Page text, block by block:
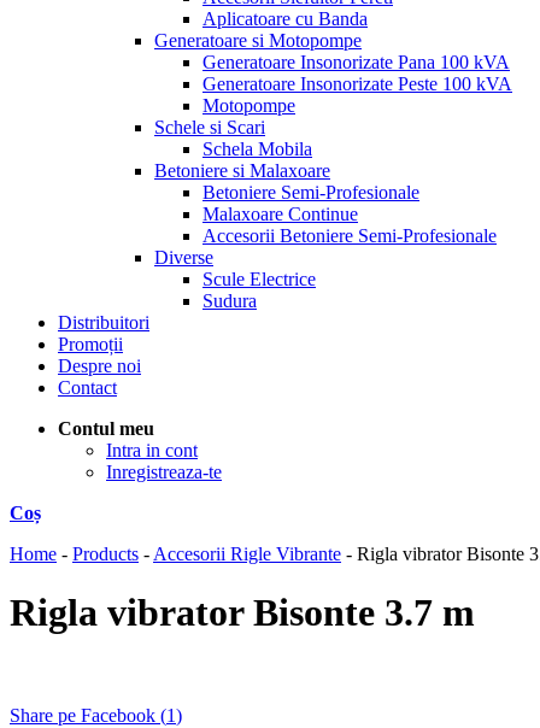
Aplicatoare cu Banda
Generatoare si Motopompe
Generatoare Insonorizate Pana 100 kVA
Generatoare Insonorizate Peste 100 kVA
Motopompe
Schele si Scari
Schela Mobila
Betoniere si Malaxoare
Betoniere Semi-Profesionale
Malaxoare Continue
Accesorii Betoniere Semi-Profesionale
Diverse
Scule Electrice
Sudura
Distribuitori
Promoții
Despre noi
Contact
Contul meu
Intra in cont
Inregistreaza-te
Coș
Home - Products - Accesorii Rigle Vibrante - Rigla vibrator Bisonte
Rigla vibrator Bisonte 3.7 m
Share pe Facebook (1)